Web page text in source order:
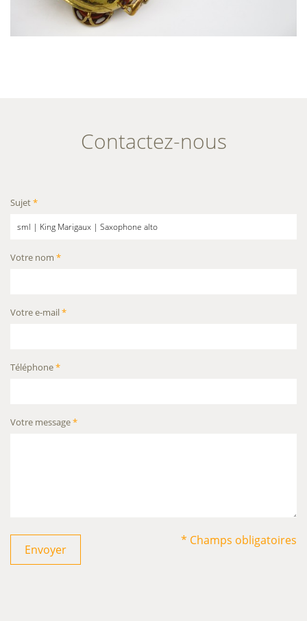
Contactez-nous
Sujet*
Votre nom *
Votre e-mail*
Téléphone*
Votre message*
Envoyer
* Champs obligatoires